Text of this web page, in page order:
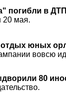
погибли в
20 мая.
отдых юных
вовсю
80